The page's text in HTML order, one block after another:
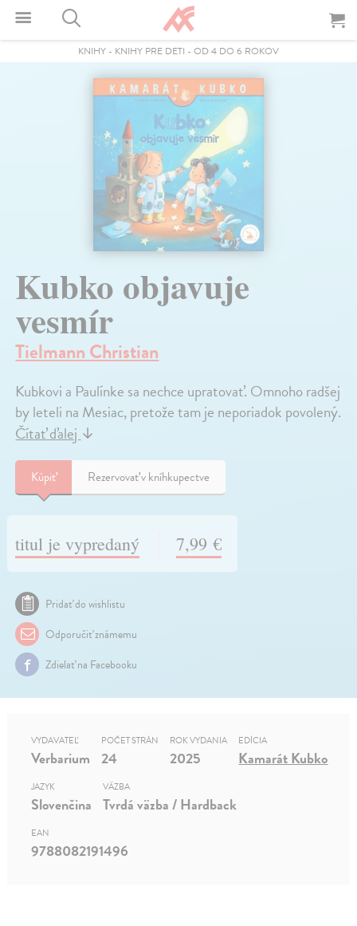
KNIHY - KNIHY PRE DETI - OD 4 DO 6 ROKOV
Kubko objavuje
vesmír
Tielmann Christian
Kubkovi a Paulínke sa nechce upratovať. Omnoho radšej
by leteli na Mesiac, pretože tam je neporiadok povolený.
Čítať ďalej ↓
Kúpiť Rezervovať v kníhkupectve
titul je vypredaný 7,99 €
Pridať do wishlistu
Odporučiť známemu
Zdielať na Facebooku
VYDAVATEĽ
Verbarium
POČET STRÁN
24
ROK VYDANIA
2025
EDÍCIA
Kamarát Kubko
JAZYK
Slovenčina
VÄZBA
Tvrdá väzba / Hardback
EAN
9788082191496